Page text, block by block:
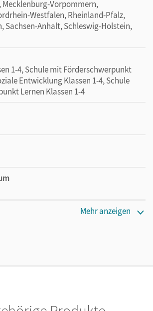
Mecklenburg-Vorpommern,
Westfalen, Rheinland-Pfalz,
Sachsen-Anhalt, Schleswig-Holstein,
1-4, Schule mit Förderschwerpunkt
Entwicklung Klassen 1-4, Schule
Lernen Klassen 1-4
Mehr anzeigen